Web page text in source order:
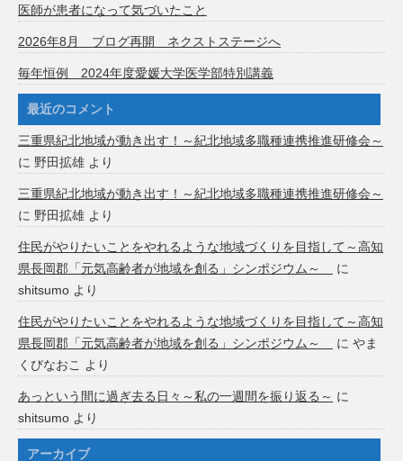
医師が患者になって気づいたこと
2026年8月 ブログ再開 ネクストステージへ
毎年恒例 2024年度愛媛大学医学部特別講義
最近のコメント
三重県紀北地域が動き出す！～紀北地域多職種連携推進研修会～
に 野田拡雄 より
三重県紀北地域が動き出す！～紀北地域多職種連携推進研修会～
に 野田拡雄 より
住民がやりたいことをやれるような地域づくりを目指して～高知
県長岡郡「元気高齢者が地域を創る」シンポジウム～
に
shitsumo より
住民がやりたいことをやれるような地域づくりを目指して～高知
県長岡郡「元気高齢者が地域を創る」シンポジウム～
に やま
くびなおこ
より
あっという間に過ぎ去る日々～私の一週間を振り返る～ に
shitsumo より
アーカイブ